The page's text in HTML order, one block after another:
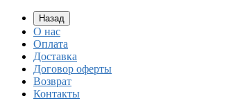
Назад
О нас
Оплата
Доставка
Договор оферты
Возврат
Контакты